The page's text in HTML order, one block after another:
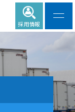
採用情報